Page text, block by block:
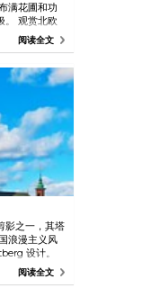
满花圃和功
。 观赏北欧
瑞典本土品
中，畅享众
阅读全文
影之一，其塔
浪漫主义风
设计。
阅读全文